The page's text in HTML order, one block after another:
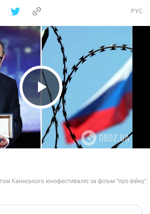
РУС
Play Video